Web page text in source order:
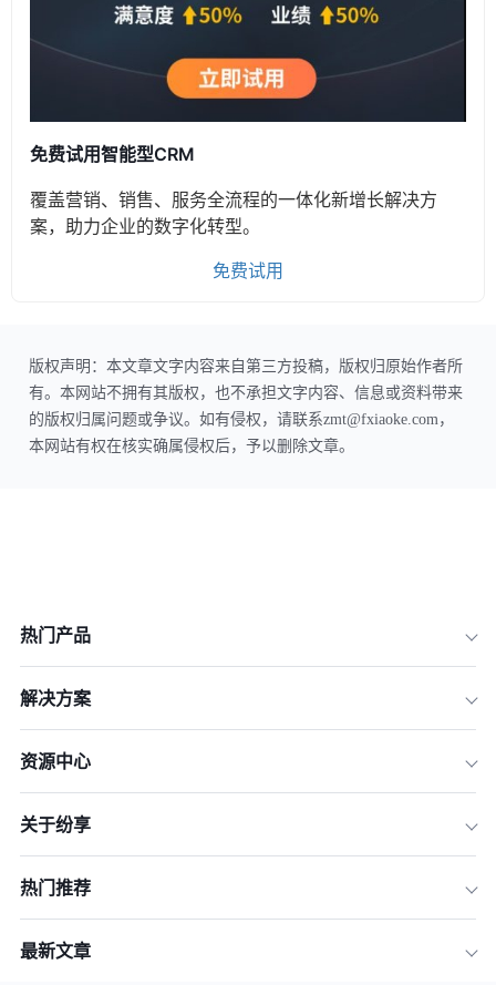
免费试用智能型CRM
覆盖营销、销售、服务全流程的一体化新增长解决方
案，助力企业的数字化转型。
免费试用
版权声明：本文章文字内容来自第三方投稿，版权归原始作者所
有。本网站不拥有其版权，也不承担文字内容、信息或资料带来
的版权归属问题或争议。如有侵权，请联系zmt@fxiaoke.com，
本网站有权在核实确属侵权后，予以删除文章。
热门产品
解决方案
资源中心
关于纷享
热门推荐
最新文章